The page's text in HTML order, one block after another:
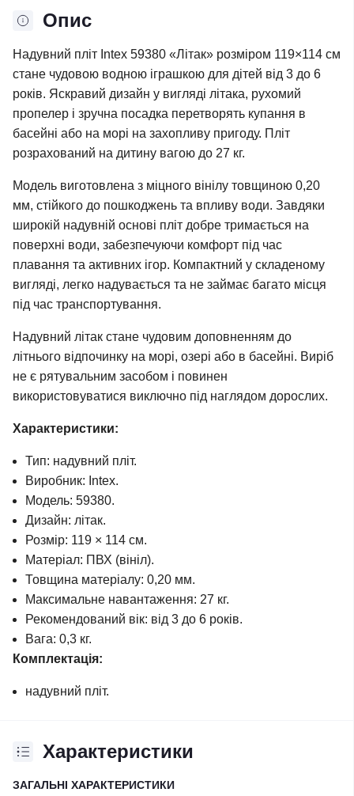
Опис
Надувний пліт Intex 59380 «Літак» розміром 119×114 см
стане чудовою водною іграшкою для дітей від 3 до 6
років. Яскравий дизайн у вигляді літака, рухомий
пропелер і зручна посадка перетворять купання в
басейні або на морі на захопливу пригоду. Пліт
розрахований на дитину вагою до 27 кг.
Модель виготовлена з міцного вінілу товщиною 0,20
мм, стійкого до пошкоджень та впливу води. Завдяки
широкій надувній основі пліт добре тримається на
поверхні води, забезпечуючи комфорт під час
плавання та активних ігор. Компактний у складеному
вигляді, легко надувається та не займає багато місця
під час транспортування.
Надувний літак стане чудовим доповненням до
літнього відпочинку на морі, озері або в басейні. Виріб
не є рятувальним засобом і повинен
використовуватися виключно під наглядом дорослих.
Характеристики:
Тип: надувний пліт.
Виробник: Intex.
Модель: 59380.
Дизайн: літак.
Розмір: 119 × 114 см.
Матеріал: ПВХ (вініл).
Товщина матеріалу: 0,20 мм.
Максимальне навантаження: 27 кг.
Рекомендований вік: від 3 до 6 років.
Вага: 0,3 кг.
Комплектація:
надувний пліт.
Характеристики
ЗАГАЛЬНІ ХАРАКТЕРИСТИКИ